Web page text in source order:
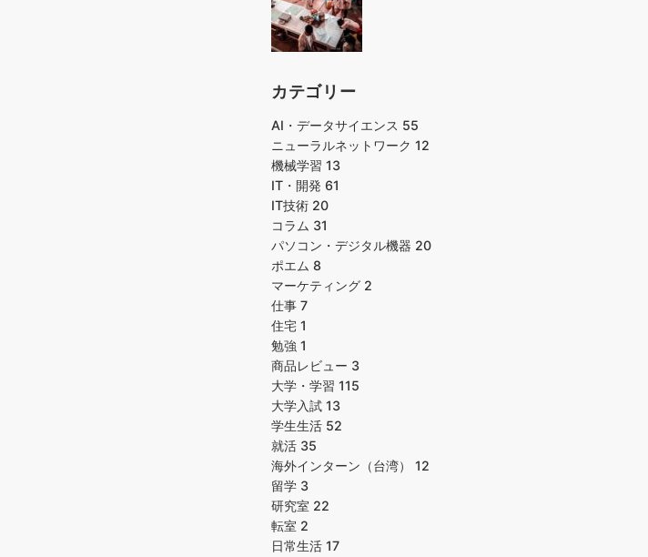
カテゴリー
AI・データサイエンス 55
ニューラルネットワーク 12
機械学習 13
IT・開発 61
IT技術 20
コラム 31
パソコン・デジタル機器 20
ポエム 8
マーケティング 2
仕事 7
住宅 1
勉強 1
商品レビュー 3
大学・学習 115
大学入試 13
学生生活 52
就活 35
海外インターン（台湾） 12
留学 3
研究室 22
転室 2
日常生活 17